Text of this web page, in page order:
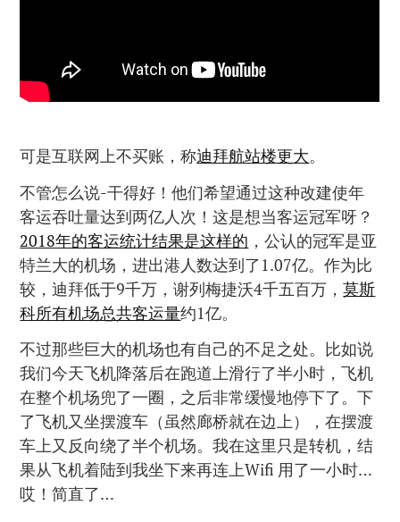
可是互联网上不买账，称迪拜航站楼更大。
不管怎么说-干得好！他们希望通过这种改建使年
客运吞吐量达到两亿人次！这是想当客运冠军呀？
2018年的客运统计结果是这样的 ，公认的冠军是亚
特兰大的机场，进出港人数达到了1.07亿。作为比
较，迪拜低于9千万，谢列梅捷沃4千五百万，莫斯
科所有机场总共客运量约1亿。
不过那些巨大的机场也有自己的不足之处。比如说
我们今天飞机降落后在跑道上滑行了半小时，飞机
在整个机场兜了一圈，之后非常缓慢地停下了。下
了飞机又坐摆渡车（虽然廊桥就在边上），在摆渡
车上又反向绕了半个机场。我在这里只是转机，结
果从飞机着陆到我坐下来再连上Wifi 用了一小时…
哎！简直了…